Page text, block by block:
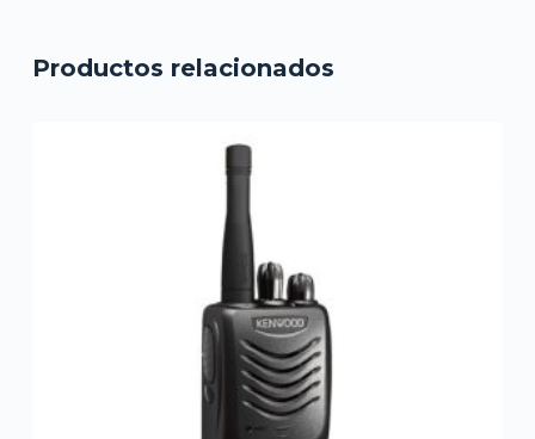
Productos relacionados